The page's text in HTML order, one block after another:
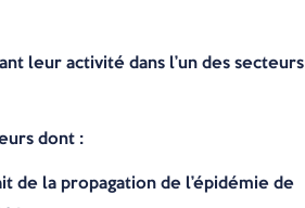
leur activité dans l’un des secteurs
dont :
de la propagation de l’épidémie de